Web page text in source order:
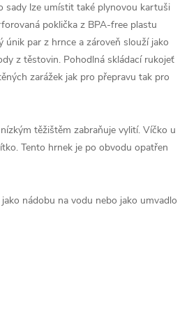
sady lze umístit také plynovou kartuši
poklička z BPA-free plastu
únik par z hrnce a zároveň slouží jako
z těstovin. Pohodlná skládací rukojeť
zarážek jak pro přepravu tak pro
těžištěm zabraňuje vylití. Víčko u
Tento hrnek je po obvodu opatřen
nádobu na vodu nebo jako umvadlo